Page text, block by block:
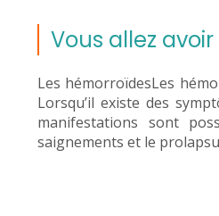
Vous allez
Les hémorroïdesLes
Lorsqu’il existe des
manifestations sont
saignements et le